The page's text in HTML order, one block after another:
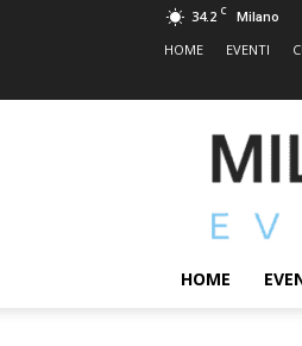
34.2 C Milano
HOME
EVENTI
HOME